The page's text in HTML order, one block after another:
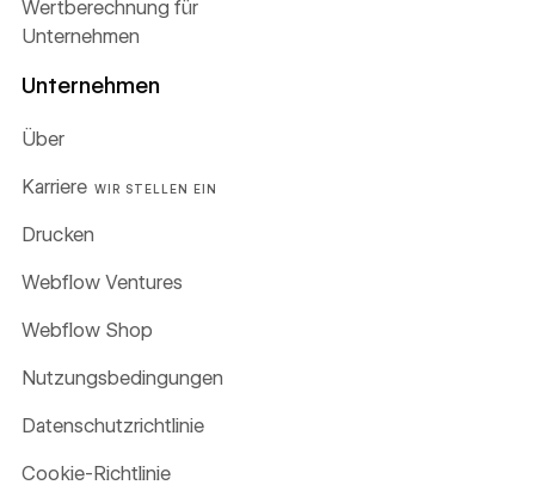
Wertberechnung für
Unternehmen
Unternehmen
Über
Karriere WIR STELLEN EIN
Drucken
Webflow Ventures
Webflow Shop
Nutzungsbedingungen
Datenschutzrichtlinie
Cookie-Richtlinie